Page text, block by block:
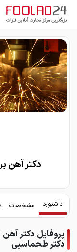
دکتر آهن
داشبورد مشخصات
پروفایل دکتر
دکتر طحماسبی